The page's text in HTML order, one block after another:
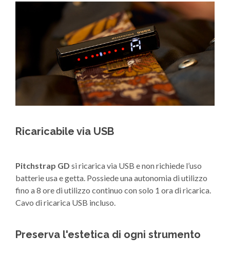
Ricaricabile via USB
Pitchstrap GD si ricarica via USB e non richiede l’uso
batterie usa e getta. Possiede una autonomia di utilizzo
fino a 8 ore di utilizzo continuo con solo 1 ora di ricarica.
Cavo di ricarica USB incluso.
Preserva l'estetica di ogni strumento